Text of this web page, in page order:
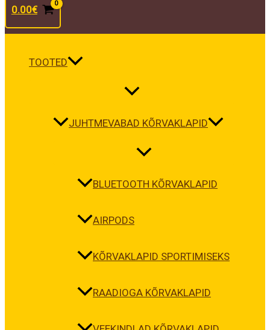
0.00€
TOOTED
JUHTMEVABAD KÕRVAKLAPID
BLUETOOTH KÕRVAKLAPID
AIRPODS
KÕRVAKLAPID SPORTIMISEKS
RAADIOGA KÕRVAKLAPID